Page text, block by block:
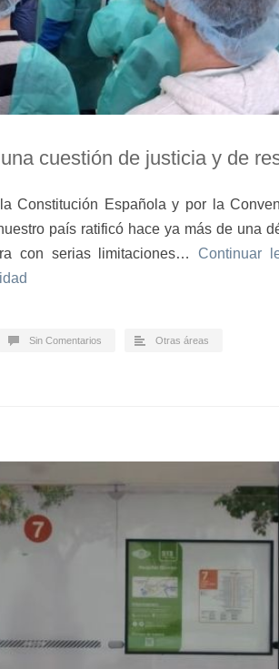
cuestión de justicia y de
Constitución Española y por la
país ratificó hace ya más de una
con serias limitaciones… Continuar
Sin Comentarios Otras áreas